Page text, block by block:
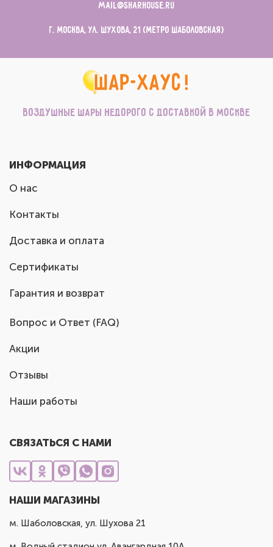
mail@sharhouse.ru
г. Москва, ул. Шухова, 21 (метро Шаболовская)
Воздушные шары недорого с доставкой в Москве
ИНФОРМАЦИЯ
О нас
Контакты
Доставка и оплата
Сертификаты
Гарантия и возврат
Вопрос и Ответ (FAQ)
Акции
Отзывы
Наши работы
СВЯЗАТЬСЯ С НАМИ
НАШИ МАГАЗИНЫ
м. Шаболовская, ул. Шухова 21